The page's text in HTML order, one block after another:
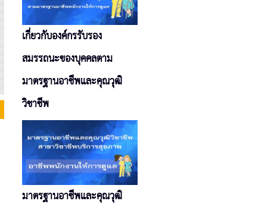
เกี่ยวกับองค์กรรับรอง
สมรรถนะของบุคคลตาม
มาตรฐานอาชีพและคุณวุฒิ
วิชาชีพ
มาตรฐานอาชีพและคุณวุฒิ